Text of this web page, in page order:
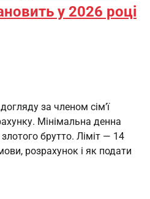
у 2026 році
за членом сім’ї
Мінімальна денна
брутто. Ліміт — 14
розрахунок і як подати